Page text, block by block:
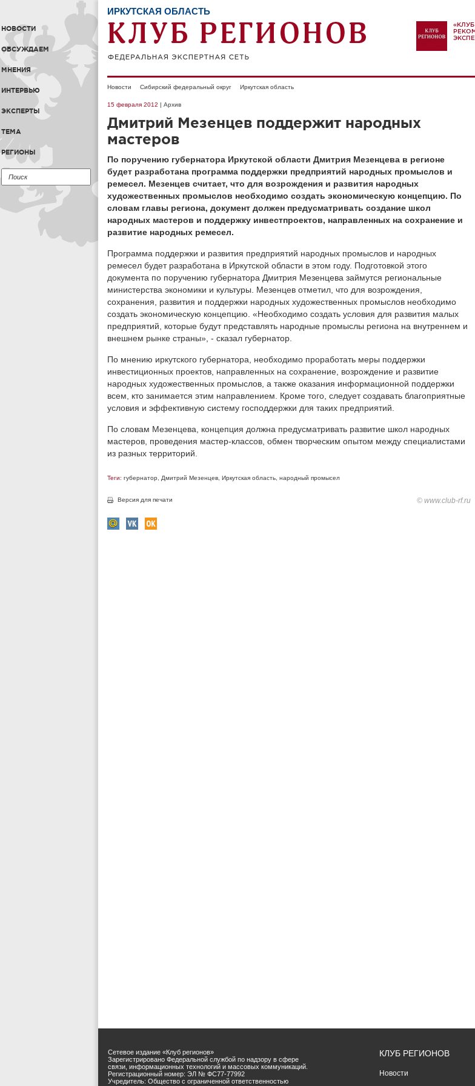
НОВОСТИ
ОБСУЖДАЕМ
МНЕНИЯ
ИНТЕРВЬЮ
ЭКСПЕРТЫ
ТЕМА
РЕГИОНЫ
ИРКУТСКАЯ ОБЛАСТЬ
Новости Сибирский федеральный округ Иркутская область
15 февраля 2012 | Архив
Дмитрий Мезенцев поддержит народных
мастеров
По поручению губернатора Иркутской области Дмитрия Мезенцева в регионе
будет разработана программа поддержки предприятий народных промыслов и
ремесел. Мезенцев считает, что для возрождения и развития народных
художественных промыслов необходимо создать экономическую концепцию. По
словам главы региона, документ должен предусматривать создание школ
народных мастеров и поддержку инвестпроектов, направленных на сохранение и
развитие народных ремесел.
Программа поддержки и развития предприятий народных промыслов и народных
ремесел будет разработана в Иркутской области в этом году. Подготовкой этого
документа по поручению губернатора Дмитрия Мезенцева займутся региональные
министерства экономики и культуры. Мезенцев отметил, что для возрождения,
сохранения, развития и поддержки народных художественных промыслов необходимо
создать экономическую концепцию. «Необходимо создать условия для развития малых
предприятий, которые будут представлять народные промыслы региона на внутреннем и
внешнем рынке страны», - сказал губернатор.
По мнению иркутского губернатора, необходимо проработать меры поддержки
инвестиционных проектов, направленных на сохранение, возрождение и развитие
народных художественных промыслов, а также оказания информационной поддержки
всем, кто занимается этим направлением. Кроме того, следует создавать благоприятные
условия и эффективную систему господдержки для таких предприятий.
По словам Мезенцева, концепция должна предусматривать развитие школ народных
мастеров, проведения мастер-классов, обмен творческим опытом между специалистами
из разных территорий.
Теги: губернатор Дмитрий Мезенцев Иркутская область народный промысел
Версия для печати © www.club-rf.ru
Сетевое издание «Клуб регионов»
Зарегистрировано Федеральной службой по надзору в сфере
связи, информационных технологий и массовых коммуникаций.
Регистрационный номер: ЭЛ № ФС77-77992
Учредитель: Общество с ограниченной ответственностью
КЛУБ РЕГИОНОВ
Новости